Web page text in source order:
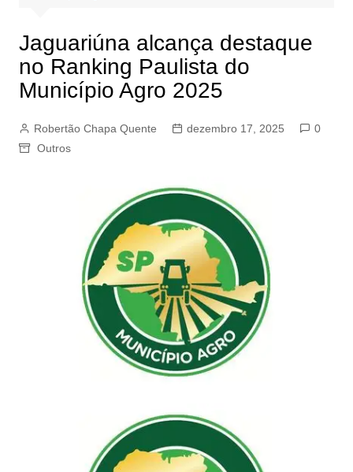
Jaguariúna alcança destaque
no Ranking Paulista do
Município Agro 2025
Robertão Chapa Quente dezembro 17, 2025
0
Outros